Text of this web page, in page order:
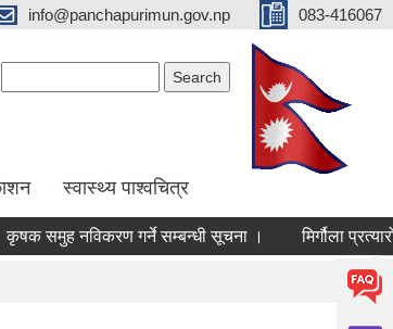
info@panchapurimun.gov.np 083-416067
स्वास्थ्य पाश्वचित्र
समुह नविकरण गर्ने सम्बन्धी सूचना । मिर्गौला
2